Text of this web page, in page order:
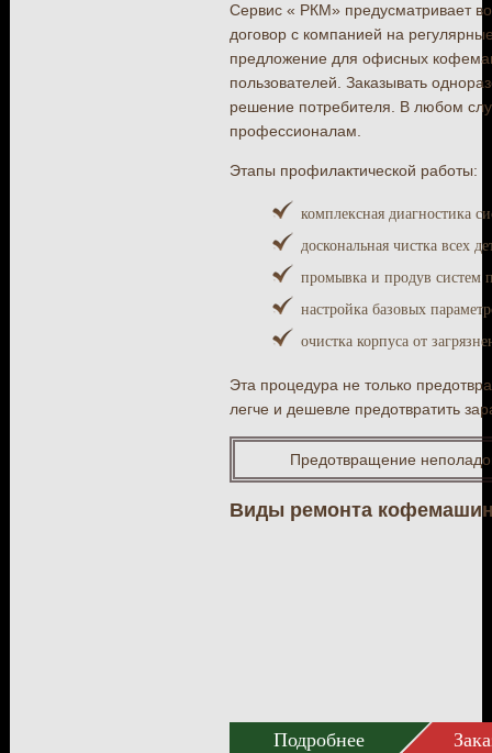
Сервис « РКМ» предусматривает
договор с компанией на
предложение для офисных
пользователей. Заказывать
решение потребителя. В любом
профессионалам.
Этапы профилактической работы:
комплексная диагностика
доскональная чистка всех
промывка и продув систем
настройка базовых
очистка корпуса от
Эта процедура не только
легче и дешевле предотвратить
Предотвращение
Виды ремонта
Подробнее